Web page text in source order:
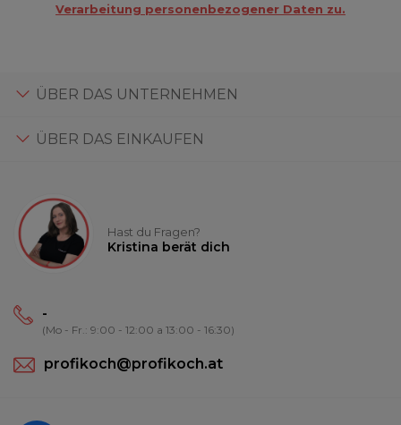
Verarbeitung personenbezogener Daten zu.
ÜBER DAS UNTERNEHMEN
ÜBER DAS EINKAUFEN
Hast du Fragen?
Kristina berät dich
-
(Mo - Fr.: 9:00 - 12:00 a 13:00 - 16:30)
profikoch@profikoch.at